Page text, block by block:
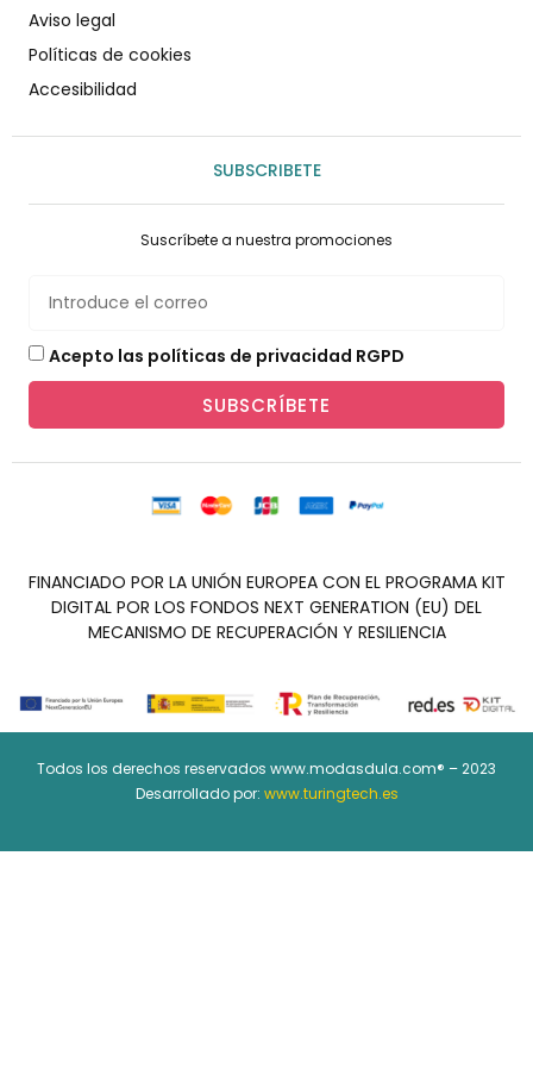
Aviso legal
Políticas de cookies
Accesibilidad
SUBSCRIBETE
Suscríbete a nuestra promociones
Acepto las políticas de privacidad RGPD
SUBSCRÍBETE
FINANCIADO POR LA UNIÓN EUROPEA CON EL PROGRAMA KIT
DIGITAL POR LOS FONDOS NEXT GENERATION (EU) DEL
MECANISMO DE RECUPERACIÓN Y RESILIENCIA
Todos los derechos reservados www.modasdula.com® – 2023
Desarrollado por: www.turingtech.es